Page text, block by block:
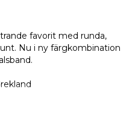
favorit med runda,
Nu i ny färgkombination